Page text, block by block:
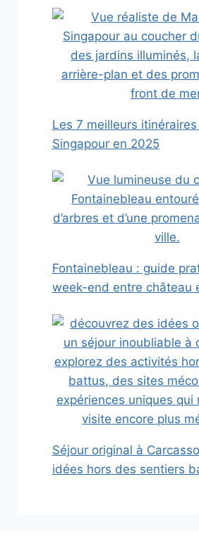
Les 7 meilleurs
Singapour en 2025
Fontainebleau : guide
week-end entre château
Séjour original à
idées hors des sentiers